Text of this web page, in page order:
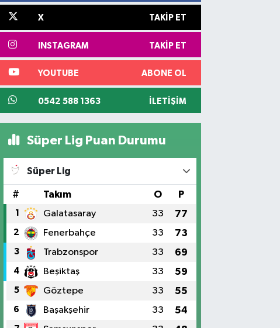
X TAKIP ET
INSTAGRAM TAKIP ET
YOUTUBE ABONE OL
0542 588 1363 İLETIŞIM
Süper Lig Puan Durumu
Süper Lig
# Takım O P
1 Galatasaray 33 77
2 Fenerbahçe 33 73
3 Trabzonspor 33 69
4 Beşiktaş 33 59
5 Göztepe 33 55
6 Başakşehir 33 54